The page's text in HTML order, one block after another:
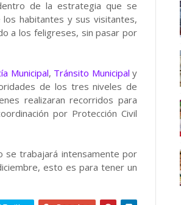
de la estrategia que se
habitantes y sus visitantes,
a los feligreses, sin pasar por
Municipal, Tránsito Municipal y
de los tres niveles de
realizaran recorridos para
por Protección Civil
se trabajará intensamente por
esto es para tener un